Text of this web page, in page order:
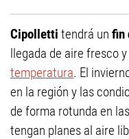
Cipolletti tendrá un fin
llegada de aire fresco
temperatura. El
en la región y las
de forma rotunda en
tengan planes al aire